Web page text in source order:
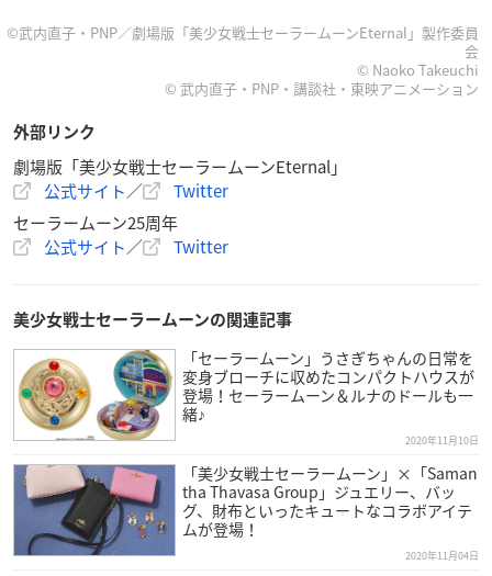
©武内直子・PNP／劇場版「美少女戦士セーラームーンEternal」製作委員
会
© Naoko Takeuchi
© 武内直子・PNP・講談社・東映アニメーション
外部リンク
劇場版「美少女戦士セーラームーンEternal」
公式サイト／
Twitter
セーラームーン25周年
公式サイト／ Twitter
美少女戦士セーラームーンの関連記事
「セーラームーン」うさぎちゃんの日常を
変身ブローチに収めたコンパクトハウスが
登場！セーラームーン＆ルナのドールも一
緒♪
2020年11月10日
「美少女戦士セーラームーン」×「Saman
tha Thavasa Group」ジュエリー、バッ
グ、財布といったキュートなコラボアイテ
ムが登場！
2020年11月04日